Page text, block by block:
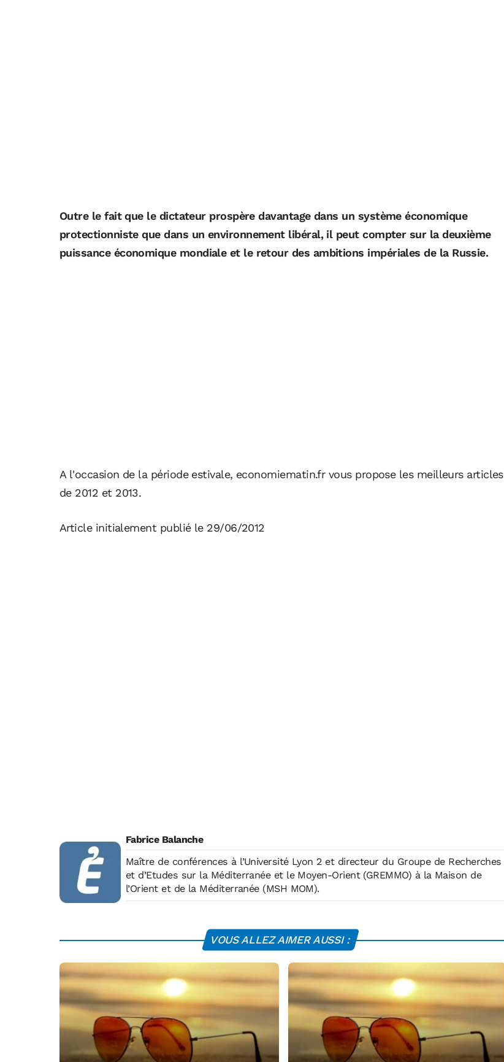
Outre le fait que le dictateur prospère davantage dans un système économique
protectionniste que dans un environnement libéral, il peut compter sur la deuxième
puissance économique mondiale et le retour des ambitions impériales de la Russie.
A l'occasion de la période estivale, economiematin.fr vous propose les meilleurs articles
de 2012 et 2013.
Article initialement publié le 29/06/2012
Fabrice Balanche
Maître de conférences à l’Université Lyon 2 et directeur du Groupe de Recherches
et d’Etudes sur la Méditerranée et le Moyen-Orient (GREMMO) à la Maison de
l’Orient et de la Méditerranée (MSH MOM).
VOUS ALLEZ AIMER AUSSI :